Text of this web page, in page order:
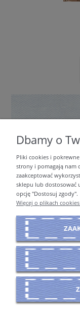
Dbamy o
Pliki cookies i
strony i pomagają nam
zaakceptować
sklepu lub dostosować
opcję "Dostosuj zgody".
Więcej o plikach